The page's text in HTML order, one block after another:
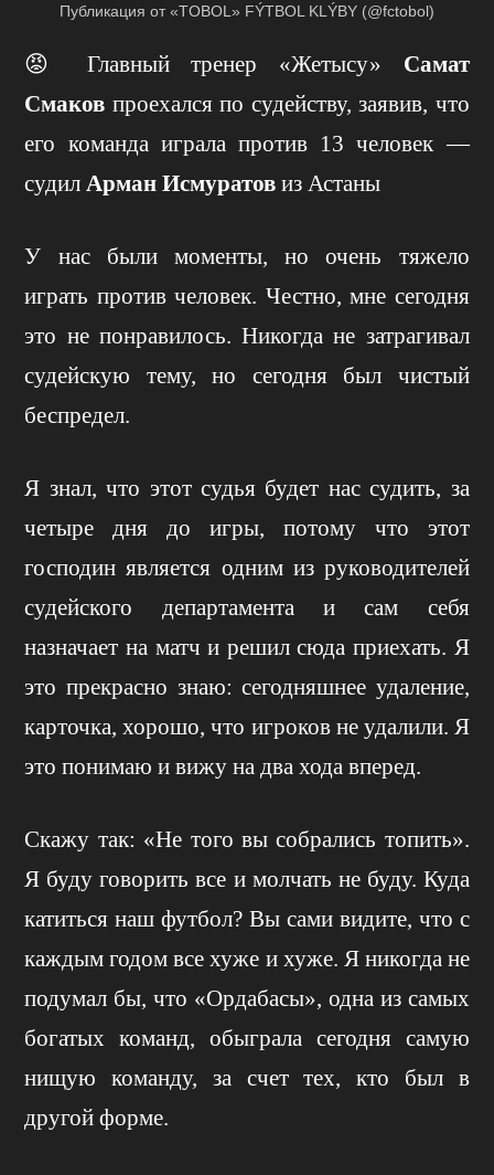
Публикация от «TOBOL» FÝTBOL KLÝBY (@fctobol)
😡 Главный тренер «Жетысу» Самат
Смаков проехался по судейству, заявив, что
его команда играла против 13 человек —
судилАрман Исмуратов из Астаны
У нас были моменты, но очень тяжело
играть против человек. Честно, мне сегодня
это не понравилось. Никогда не затрагивал
судейскую тему, но сегодня был чистый
беспредел.
Я знал, что этот судья будет нас судить, за
четыре дня до игры, потому что этот
господин является одним из руководителей
судейского департамента и сам себя
назначает на матч и решил сюда приехать. Я
это прекрасно знаю: сегодняшнее удаление,
карточка, хорошо, что игроков не удалили. Я
это понимаю и вижу на два хода вперед.
Скажу так: «Не того вы собрались топить».
Я буду говорить все и молчать не буду. Куда
катиться наш футбол? Вы сами видите, что с
каждым годом все хуже и хуже. Я никогда не
подумал бы, что «Ордабасы», одна из самых
богатых команд, обыграла сегодня самую
нищую команду, за счет тех, кто был в
другой форме.